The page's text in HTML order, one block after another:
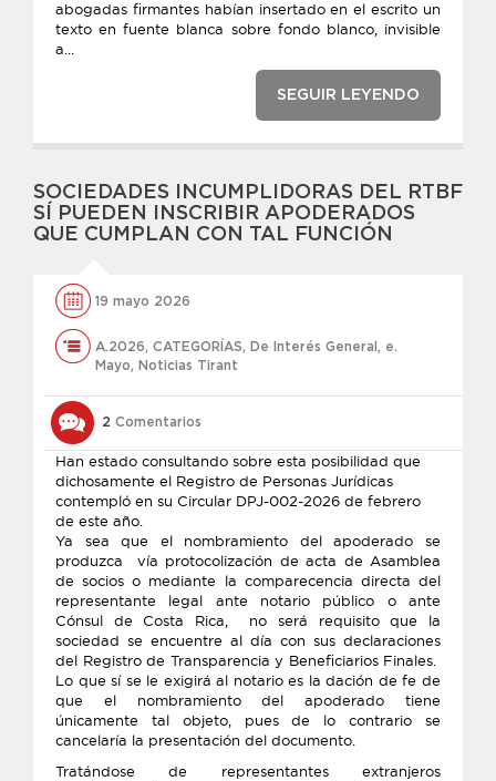
abogadas firmantes habían insertado en el escrito un
texto en fuente blanca sobre fondo blanco, invisible
a...
SEGUIR LEYENDO
SOCIEDADES INCUMPLIDORAS DEL RTBF
SÍ PUEDEN INSCRIBIR APODERADOS
QUE CUMPLAN CON TAL FUNCIÓN
19 mayo 2026
A.2026, CATEGORÍAS, De Interés General , e.
Mayo, Noticias Tirant
2 Comentarios
Han estado consultando sobre esta posibilidad que
dichosamente el Registro de Personas Jurídicas
contempló en su Circular DPJ-002-2026 de febrero
de este año.
Ya sea que el nombramiento del apoderado se
produzca vía protocolización de acta de Asamblea
de socios o mediante la comparecencia directa del
representante legal ante notario público o ante
Cónsul de Costa Rica, no será requisito que la
sociedad se encuentre al día con sus declaraciones
del Registro de Transparencia y Beneficiarios Finales.
Lo que sí se le exigirá al notario es la dación de fe de
que el nombramiento del apoderado tiene
únicamente tal objeto, pues de lo contrario se
cancelaría la presentación del documento.
Tratándose de representantes extranjeros